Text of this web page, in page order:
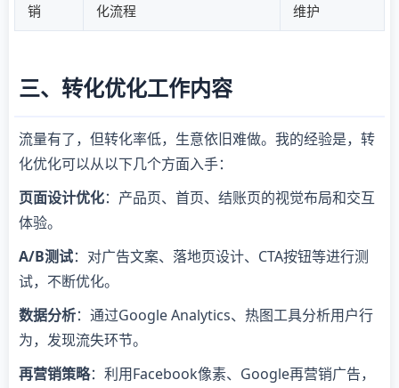
销
化流程
维护
三、转化优化工作内容
流量有了，但转化率低，生意依旧难做。我的经验是，转
化优化可以从以下几个方面入手：
页面设计优化：产品页、首页、结账页的视觉布局和交互
体验。
A/B测试：对广告文案、落地页设计、CTA按钮等进行测
试，不断优化。
数据分析：通过Google Analytics、热图工具分析用户行
为，发现流失环节。
再营销策略：利用Facebook像素、Google再营销广告，